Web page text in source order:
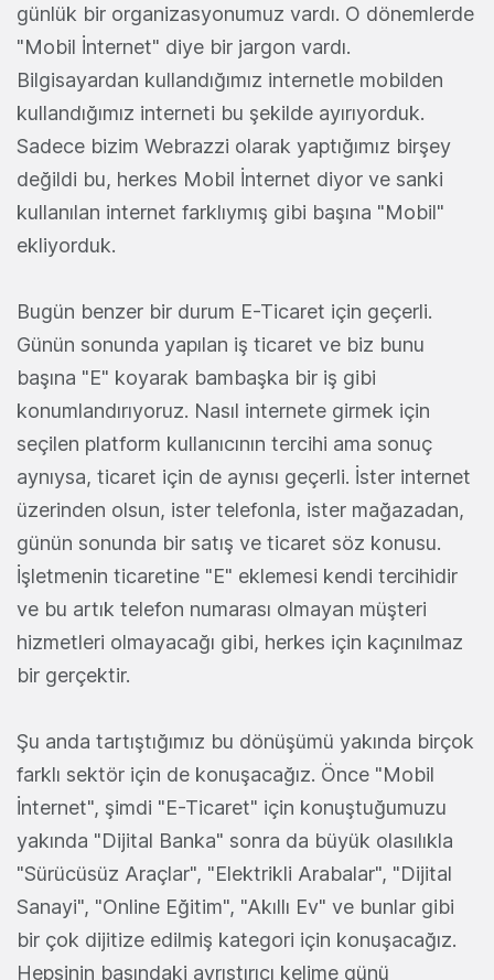
günlük bir organizasyonumuz vardı. O dönemlerde
"Mobil İnternet" diye bir jargon vardı.
Bilgisayardan kullandığımız internetle mobilden
kullandığımız interneti bu şekilde ayırıyorduk.
Sadece bizim Webrazzi olarak yaptığımız birşey
değildi bu, herkes Mobil İnternet diyor ve sanki
kullanılan internet farklıymış gibi başına "Mobil"
ekliyorduk.
Bugün benzer bir durum E-Ticaret için geçerli.
Günün sonunda yapılan iş ticaret ve biz bunu
başına "E" koyarak bambaşka bir iş gibi
konumlandırıyoruz. Nasıl internete girmek için
seçilen platform kullanıcının tercihi ama sonuç
aynıysa, ticaret için de aynısı geçerli. İster internet
üzerinden olsun, ister telefonla, ister mağazadan,
günün sonunda bir satış ve ticaret söz konusu.
İşletmenin ticaretine "E" eklemesi kendi tercihidir
ve bu artık telefon numarası olmayan müşteri
hizmetleri olmayacağı gibi, herkes için kaçınılmaz
bir gerçektir.
Şu anda tartıştığımız bu dönüşümü yakında birçok
farklı sektör için de konuşacağız. Önce "Mobil
İnternet", şimdi "E-Ticaret" için konuştuğumuzu
yakında "Dijital Banka" sonra da büyük olasılıkla
"Sürücüsüz Araçlar", "Elektrikli Arabalar", "Dijital
Sanayi", "Online Eğitim", "Akıllı Ev" ve bunlar gibi
bir çok dijitize edilmiş kategori için konuşacağız.
Hepsinin başındaki ayrıştırıcı kelime günü